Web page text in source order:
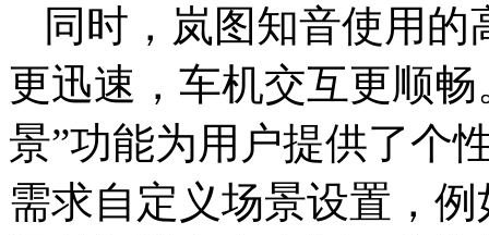
同时，岚图知音使用的
更迅速，车机交互更顺
景”功能为用户提供了个
需求自定义场景设置，